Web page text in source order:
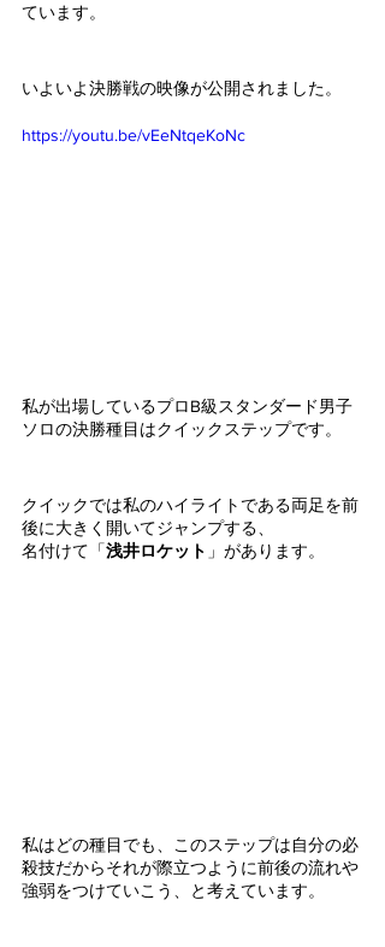
ています。
いよいよ決勝戦の映像が公開されました。
https://youtu.be/vEeNtqeKoNc
私が出場しているプロB級スタンダード男子
ソロの決勝種目はクイックステップです。
クイックでは私のハイライトである両足を前
後に大きく開いてジャンプする、
名付けて「浅井ロケット 」があります。
私はどの種目でも、このステップは自分の必
殺技だからそれが際立つように前後の流れや
強弱をつけていこう、と考えています。